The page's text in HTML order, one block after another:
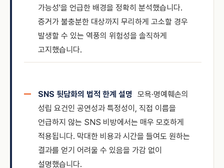
가능성'을 언급한 배경을 정확히 분석했습니다.
증거가 불충분한 대상까지 무리하게 고소할 경우
발생할 수 있는 역풍의 위험성을 솔직하게
고지했습니다.
SNS 뒷담화의 법적 한계 설명
모욕·명예훼손의
성립 요건인 공연성과 특정성이, 직접 이름을
언급하지 않는 SNS 비방에서는 매우 모호하게
적용됩니다. 막대한 비용과 시간을 들여도 원하는
결과를 얻기 어려울 수 있음을 가감 없이
설명했습니다.